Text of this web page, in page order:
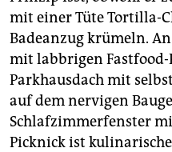
mit einer Tüte Tortilla-
Badeanzug krümeln.
mit labbrigen Fastfood-
Parkhausdach mit
auf dem nervigen
Schlafzimmerfenster
Picknick ist